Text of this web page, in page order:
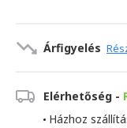
Árfigyelés
Elérhetőség -
Házhoz